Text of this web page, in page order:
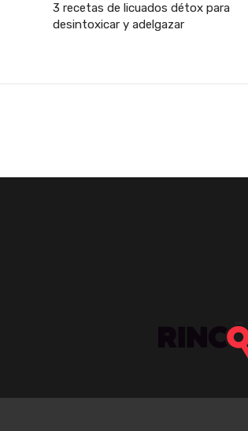
3 recetas de licuados détox para
desintoxicar y adelgazar